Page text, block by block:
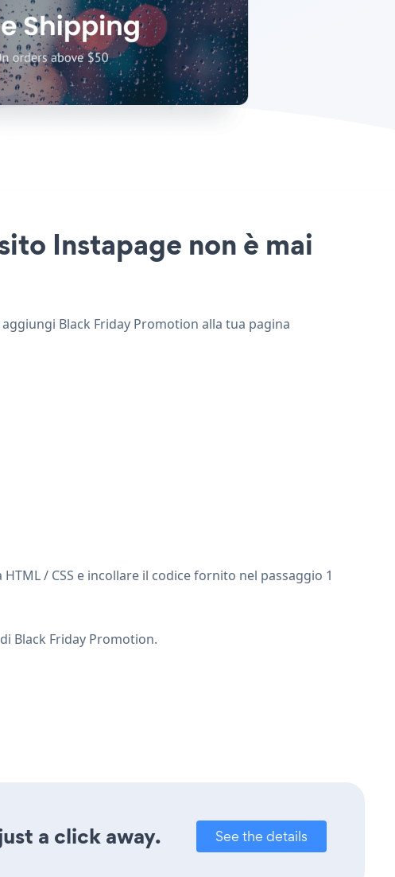
Instapage non è mai
Black Friday Promotion alla tua pagina
/ CSS e incollare il codice fornito nel passaggio 1
Black Friday Promotion.
a click away. See the details